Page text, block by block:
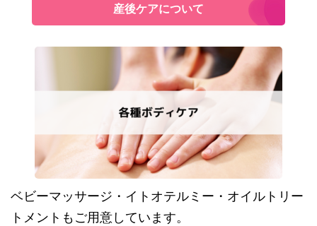
産後ケアについて
ベビーマッサージ・イトオテルミー・オイルトリー
トメントもご用意しています。